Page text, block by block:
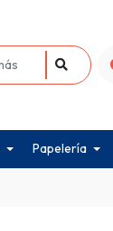
Papelería